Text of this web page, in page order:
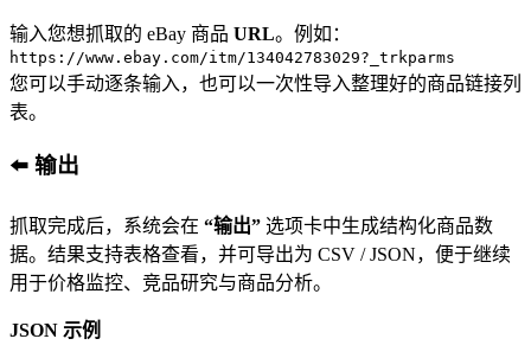
输入您想抓取的 eBay 商品 URL。例如：
https://www.ebay.com/itm/134042783029?_trkparms
您可以手动逐条输入，也可以一次性导入整理好的商品链接列
表。
⬅️ 输出
抓取完成后，系统会在 “输出” 选项卡中生成结构化商品数
据。结果支持表格查看，并可导出为 CSV / JSON，便于继续
用于价格监控、竞品研究与商品分析。
JSON 示例